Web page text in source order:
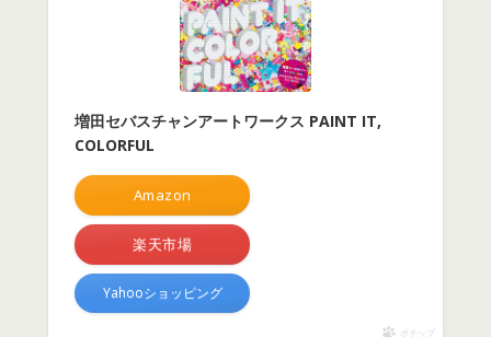
増田セバスチャンアートワークス PAINT IT,
COLORFUL
Amazon
楽天市場
Yahooショッピング
ポチップ